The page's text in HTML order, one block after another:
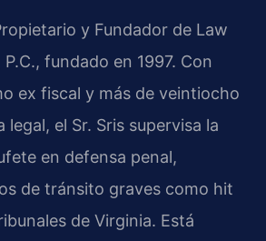
y Fundador de Law
fundado en 1997. Con
ex fiscal y más de veintiocho
legal, el Sr. Sris supervisa la
en defensa penal,
de tránsito graves como hit
de Virginia. Está